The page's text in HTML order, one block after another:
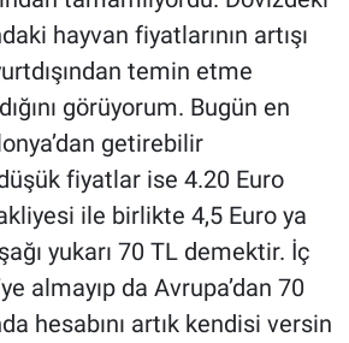
hayvan fiyatlarının artışı
temin etme
görüyorum. Bugün en
getirebilir
fiyatlar ise 4.20 Euro
ile birlikte 4,5 Euro ya
yukarı 70 TL demektir. İç
almayıp da Avrupa’dan 70
hesabını artık kendisi versin